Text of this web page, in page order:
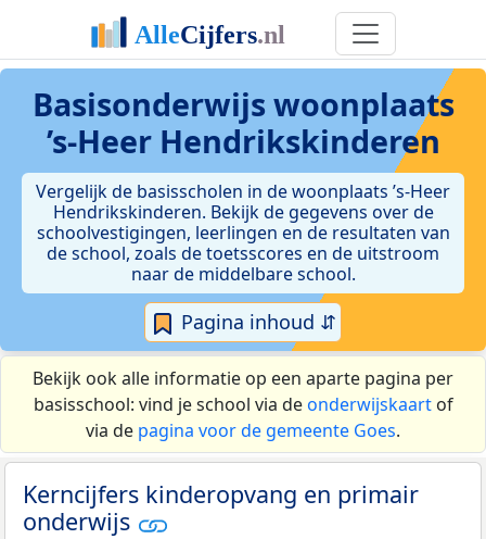
Basisonderwijs woonplaats
’s-Heer Hendrikskinderen
Vergelijk de basisscholen in de woonplaats ’s-Heer
Hendrikskinderen. Bekijk de gegevens over de
schoolvestigingen, leerlingen en de resultaten van
de school, zoals de toetsscores en de uitstroom
naar de middelbare school.
Pagina inhoud ⇵
Bekijk ook alle informatie op een aparte pagina per
basisschool: vind je school via deonderwijskaartof
via de pagina voor de gemeente Goes.
Kerncijfers kinderopvang en primair
onderwijs